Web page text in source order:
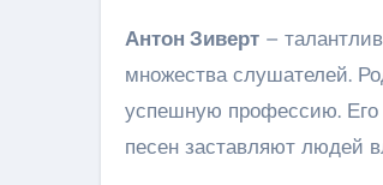
Антон Зиверт –
множества слушателей.
успешную профессию. Его
песен заставляют людей